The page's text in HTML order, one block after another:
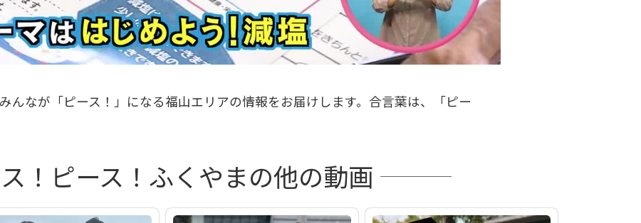
オ
を
再
んなが「ピース！」になる福山エリアの情報をお届けします。合言葉は、「ピー
！ピース！ふくやまの他の動画